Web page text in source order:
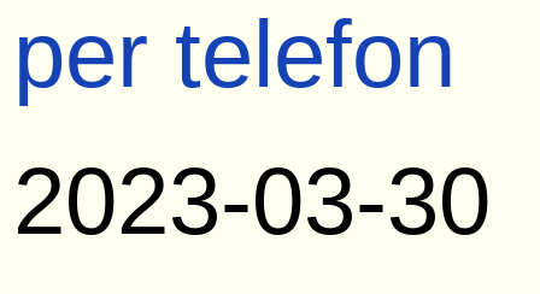
per telefon
2023-03-30